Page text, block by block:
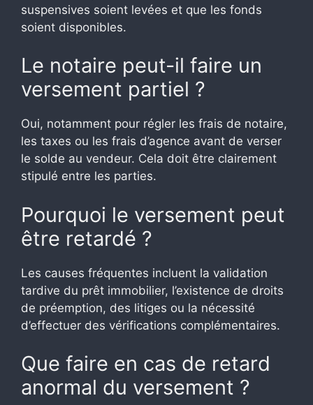
suspensives soient levées et que les fonds
soient disponibles.
Le notaire peut-il faire un
versement partiel ?
Oui, notamment pour régler les frais de notaire,
les taxes ou les frais d’agence avant de verser
le solde au vendeur. Cela doit être clairement
stipulé entre les parties.
Pourquoi le versement peut
être retardé ?
Les causes fréquentes incluent la validation
tardive du prêt immobilier, l’existence de droits
de préemption, des litiges ou la nécessité
d’effectuer des vérifications complémentaires.
Que faire en cas de retard
anormal du versement ?